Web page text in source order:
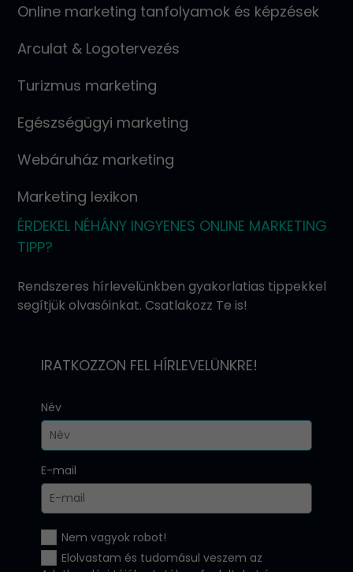
Online marketing tanfolyamok és képzések
Arculat & Logotervezés
Turizmus marketing
Egészségügyi marketing
Webáruház marketing
Marketing lexikon
ÉRDEKEL NÉHÁNY INGYENES ONLINE MARKETING
TIPP?
Rendszeres hírlevelünkben gyakorlatias tippekkel
segítjük olvasóinkat. Csatlakozz Te is!
IRATKOZZON FEL HÍRLEVELÜNKRE!
Név
E-mail
Nem vagyok robot!
Elolvastam és tudomásul veszem az